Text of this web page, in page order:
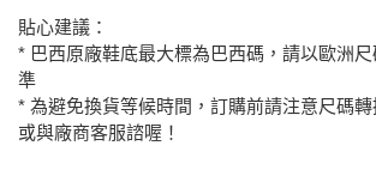
免運費
付款後門市自取
每筆NT$80，滿NT$2,000(含以上)免運費
貼心建議：
* 巴西原廠鞋底最大標為巴西碼，請以歐洲
準
* 為避免換貨等候時間，訂購前請注意尺碼
或與廠商客服諮喔！